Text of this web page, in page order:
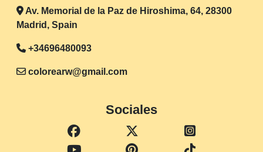
Av. Memorial de la Paz de Hiroshima, 64, 28300
Madrid, Spain
+34696480093
colorearw@gmail.com
Sociales